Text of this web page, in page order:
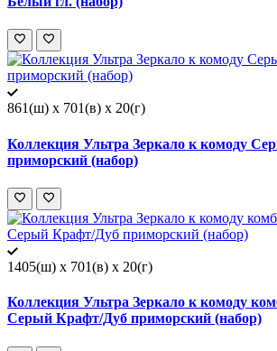
861(ш) x 701(в) x 20(г)
Коллекция Ультра Зеркало к комоду
приморский (набор)
1405(ш) x 701(в) x 20(г)
Коллекция Ультра Зеркало к комоду
Серый Крафт/Дуб приморский (набор)